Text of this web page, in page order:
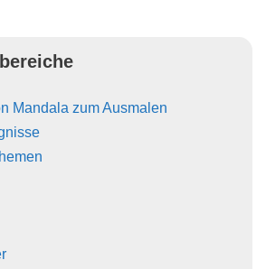
Mandala zum Ausmalen